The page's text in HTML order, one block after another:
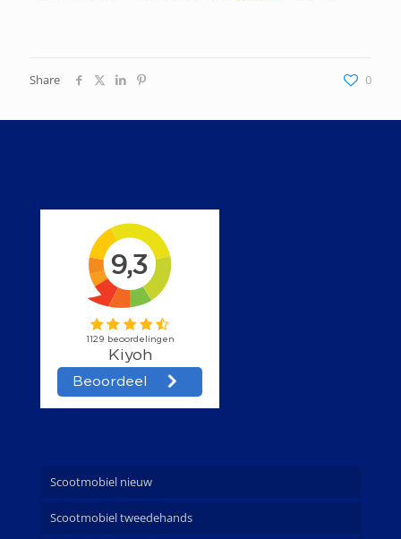
Share 0
Scootmobiel nieuw
Scootmobiel tweedehands